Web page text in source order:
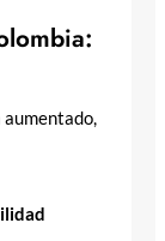
aumentado,